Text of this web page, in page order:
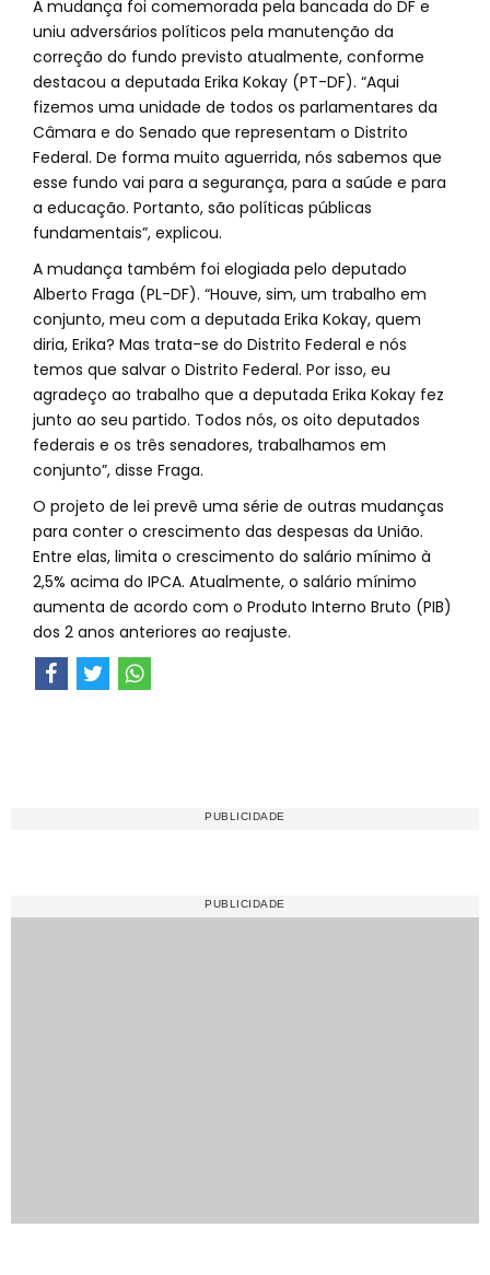
A mudança foi comemorada pela bancada do DF e
uniu adversários políticos pela manutenção da
correção do fundo previsto atualmente, conforme
destacou a deputada Erika Kokay (PT-DF). “Aqui
fizemos uma unidade de todos os parlamentares da
Câmara e do Senado que representam o Distrito
Federal. De forma muito aguerrida, nós sabemos que
esse fundo vai para a segurança, para a saúde e para
a educação. Portanto, são políticas públicas
fundamentais”, explicou.
A mudança também foi elogiada pelo deputado
Alberto Fraga (PL-DF). “Houve, sim, um trabalho em
conjunto, meu com a deputada Erika Kokay, quem
diria, Erika? Mas trata-se do Distrito Federal e nós
temos que salvar o Distrito Federal. Por isso, eu
agradeço ao trabalho que a deputada Erika Kokay fez
junto ao seu partido. Todos nós, os oito deputados
federais e os três senadores, trabalhamos em
conjunto”, disse Fraga.
O projeto de lei prevê uma série de outras mudanças
para conter o crescimento das despesas da União.
Entre elas, limita o crescimento do salário mínimo à
2,5% acima do IPCA. Atualmente, o salário mínimo
aumenta de acordo com o Produto Interno Bruto (PIB)
dos 2 anos anteriores ao reajuste.